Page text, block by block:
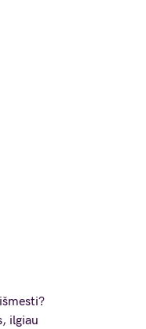
ilgiau